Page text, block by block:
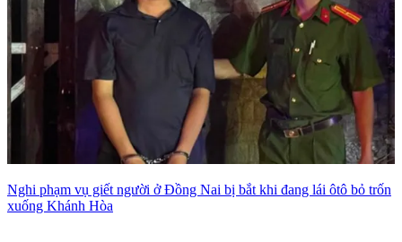
Nghi phạm vụ giết người ở Đồng Nai bị bắt khi đang lái ôtô bỏ trốn
xuống Khánh Hòa